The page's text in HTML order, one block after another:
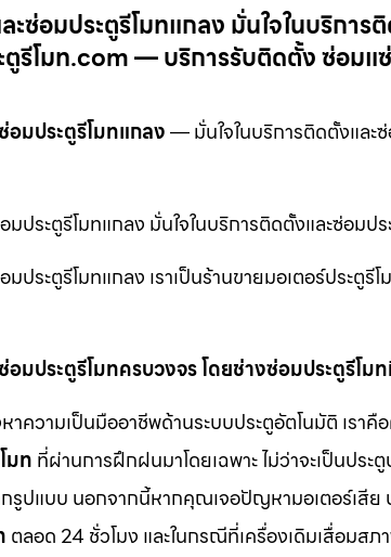
ซ่อมประตูรีโมทแกลง มั่นใจในบริการ
ตูรีโมท.com — บริการรับติดตั้ง ซ่อม
อมประตูรีโมทแกลง— มั่นใจในบริการติดตั้งและซ่
ประตูรีโมทแกลง มั่นใจในบริการติดตั้งและซ่อม
มประตูรีโมทแกลง เราเป็นร้านขายมอเตอร์ประ
อมประตูรีโมทครบวงจร โดยช่างซ่อมประตูรีโ
ความเป็นมืออาชีพด้านระบบประตูอัตโนมัติ เราคื
มท ที่ผ่านการฝึกฝนมาโดยเฉพาะ ไม่ว่าจะเป็นปร
รูปแบบ นอกจากนี้หากคุณเจอปัญหามอเตอร์เสีย
ตลอด 24 ชั่วโมง และในกรณีที่เครื่องเดิมเสื่อมสภ